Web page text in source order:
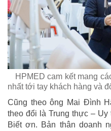
HPMED cam kết mang
nhất tới tay khách hàng và
Cũng theo ông Mai Đình
theo đổi là Trung thực –
Biết ơn. Bản thân doanh